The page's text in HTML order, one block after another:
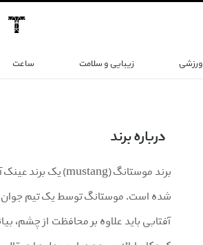
ورزشی زیبایی و سلامت ساعت
درباره برند
شده است. موستانگ توسط یک تیم جوان و
آفتابی باید علاوه بر محافظت از